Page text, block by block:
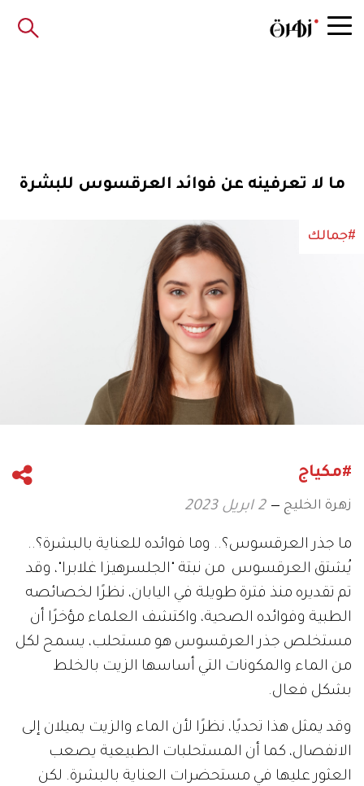
ما لا تعرفينه عن فوائد العرقسوس للبشرة
#جمالك
#مكياج
زهرة الخليج 2 ابريل 2023
ما جذر العرقسوس؟.. وما فوائده للعناية بالبشرة؟..
يُشتق العرقسوس من نبتة "الجلسرهيزا غلابرا"، وقد
تم تقديره منذ فترة طويلة في اليابان، نظرًا لخصائصه
الطبية وفوائده الصحية، واكتشف العلماء مؤخرًا أن
مستخلص جذر العرقسوس هو مستحلب، يسمح لكل
من الماء والمكونات التي أساسها الزيت بالخلط
بشكل فعال.
وقد يمثل هذا تحديًا، نظرًا لأن الماء والزيت يميلان إلى
الانفصال، كما أن المستحلبات الطبيعية يصعب
العثور عليها في مستحضرات العناية بالبشرة. لكن